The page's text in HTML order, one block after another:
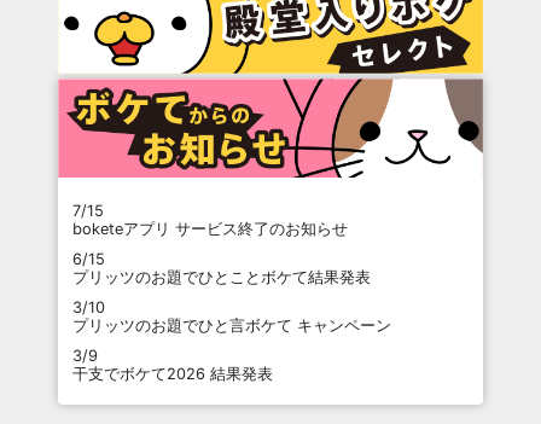
7/15
boketeアプリ サービス終了のお知らせ
6/15
プリッツのお題でひとことボケて結果発表
3/10
プリッツのお題でひと言ボケて キャンペーン
3/9
干支でボケて2026 結果発表